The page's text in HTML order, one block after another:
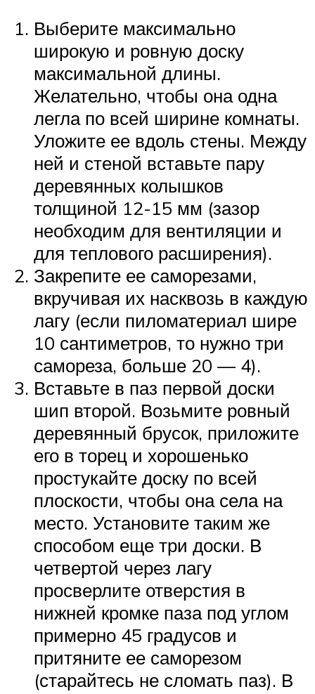
Выберите максимально
широкую и ровную доску
максимальной длины.
Желательно, чтобы она одна
легла по всей ширине комнаты.
Уложите ее вдоль стены. Между
ней и стеной вставьте пару
деревянных колышков
толщиной 12-15 мм (зазор
необходим для вентиляции и
для теплового расширения).
Закрепите ее саморезами,
вкручивая их насквозь в каждую
лагу (если пиломатериал шире
10 сантиметров, то нужно три
самореза, больше 20 — 4).
Вставьте в паз первой доски
шип второй. Возьмите ровный
деревянный брусок, приложите
его в торец и хорошенько
простукайте доску по всей
плоскости, чтобы она села на
место. Установите таким же
способом еще три доски. В
четвертой через лагу
просверлите отверстия в
нижней кромке паза под углом
примерно 45 градусов и
притяните ее саморезом
(старайтесь не сломать паз). В